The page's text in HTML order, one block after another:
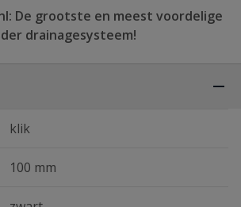
De grootste en meest voordelige
drainagesysteem!
klik
100 mm